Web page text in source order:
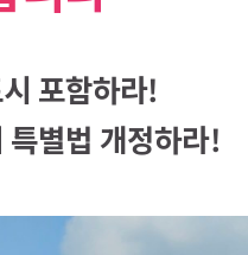
포함하라!
별법 개정하라!